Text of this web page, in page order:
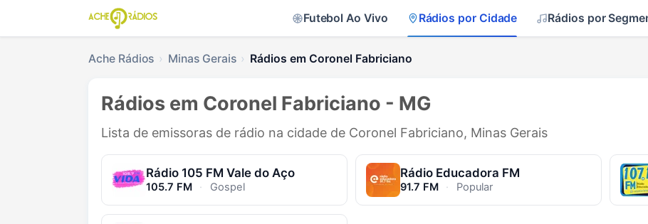
Futebol Ao Vivo Rádios por Cidade Rádios por
Ache Rádios Minas Gerais Rádios em Coronel Fabriciano
Rádios em Coronel Fabriciano - MG
Lista de emissoras de rádio na cidade de Coronel Fabriciano, Minas Gerais
Rádio 105 FM Vale do Aço
105.7 FM · Gospel
Rádio Educadora FM
91.7 FM · Popular